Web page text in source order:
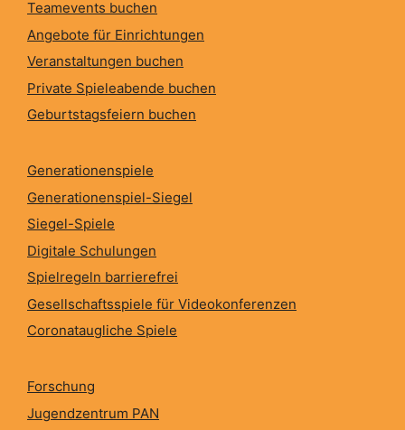
Teamevents buchen
Angebote für Einrichtungen
Veranstaltungen buchen
Private Spieleabende buchen
Geburtstagsfeiern buchen
Generationenspiele
Generationenspiel-Siegel
Siegel-Spiele
Digitale Schulungen
Spielregeln barrierefrei
Gesellschaftsspiele für Videokonferenzen
Coronataugliche Spiele
Forschung
Jugendzentrum PAN